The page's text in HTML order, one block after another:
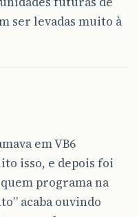
ser levadas muito à
em VB6
isso, e depois foi
quem programa na
acaba ouvindo